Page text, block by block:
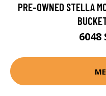
PRE-OWNED STELLA
6048